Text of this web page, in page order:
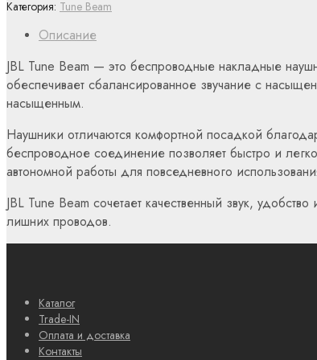
Описание
JBL Tune Beam — это беспроводные накладные
обеспечивает сбалансированное звучание с
насыщенным.
Наушники отличаются комфортной посадкой
беспроводное соединение позволяет быстро и
автономной работы для повседневного
JBL Tune Beam сочетает качественный звук,
лишних проводов.
Категория: Tune Beam
Каталог
Trade-IN
Оплата и доставка
Контакты